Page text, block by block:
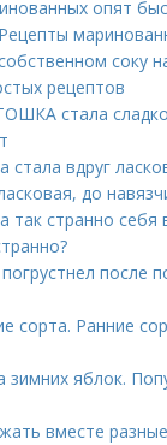
опят
соку
рецептов
стала
стала вдруг
до
так странно себя
после
сорта. Ранние
зимних яблок.
вместе